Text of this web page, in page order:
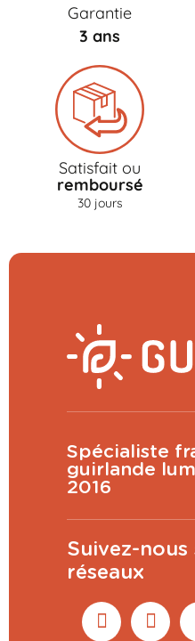
Garantie
3 ans
Satisfait ou
remboursé
30 jours
Spécialiste
guirlande
2016
Suivez-nous
réseaux